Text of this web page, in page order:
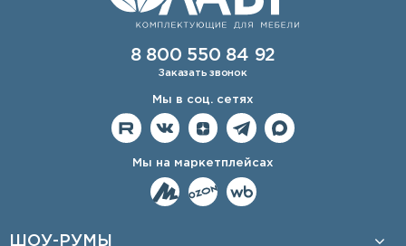
8 800 550 84 92
Заказать звонок
Мы в соц. сетях
Мы на маркетплейсах
ШОУ-РУМЫ